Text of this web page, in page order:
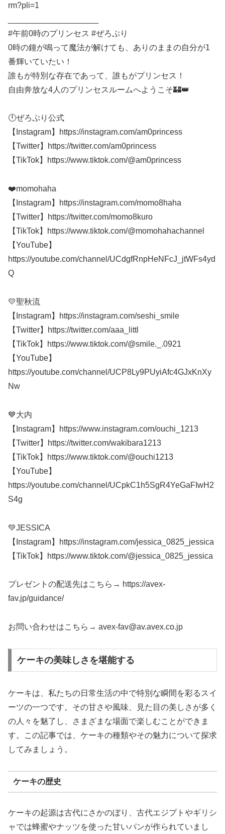
rm?pli=1
#午前0時のプリンセス #ぜろぷり
0時の鐘が鳴って魔法が解けても、ありのままの自分が1
番輝いていたい！
誰もが特別な存在であって、誰もがプリンセス！
自由奔放な4人のプリンセスルームへようこそ🏰👑
🕛ぜろぷり公式
【Instagram】https://instagram.com/am0princess
【Twitter】https://twitter.com/am0princess
【TikTok】https://www.tiktok.com/@am0princess
❤️momohaha
【Instagram】https://instagram.com/momo8haha
【Twitter】https://twitter.com/momo8kuro
【TikTok】https://www.tiktok.com/@momohahachannel
【YouTube】
https://youtube.com/channel/UCdgfRnpHeNFcJ_jtWFs4yd
Q
💛聖秋流
【Instagram】https://instagram.com/seshi_smile
【Twitter】https://twitter.com/aaa_littl
【TikTok】https://www.tiktok.com/@smile._.0921
【YouTube】
https://youtube.com/channel/UCP8Ly9PUyiAfc4GJxKnXy
Nw
💙大内
【Instagram】https://www.instagram.com/ouchi_1213
【Twitter】https://twitter.com/wakibara1213
【TikTok】https://www.tiktok.com/@ouchi1213
【YouTube】
https://youtube.com/channel/UCpkC1h5SgR4YeGaFIwH2
S4g
💚JESSICA
【Instagram】https://instagram.com/jessica_0825_jessica
【TikTok】https://www.tiktok.com/@jessica_0825_jessica
プレゼントの配送先はこちら→ https://avex-
fav.jp/guidance/
お問い合わせはこちら→ avex-fav@av.avex.co.jp
ケーキの美味しさを堪能する
ケーキは、私たちの日常生活の中で特別な瞬間を彩るスイ
ーツの一つです。その甘さや風味、見た目の美しさが多く
の人々を魅了し、さまざまな場面で楽しむことができま
す。この記事では、ケーキの種類やその魅力について探求
してみましょう。
ケーキの歴史
ケーキの起源は古代にさかのぼり、古代エジプトやギリシ
ャでは蜂蜜やナッツを使った甘いパンが作られていまし